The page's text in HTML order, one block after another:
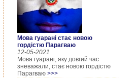
Мова гуарані стає новою
гордістю Парагваю
12-05-2021
Мова гуарані, яку довгий час
зневажали, стає новою гордістю
Парагваю>>>